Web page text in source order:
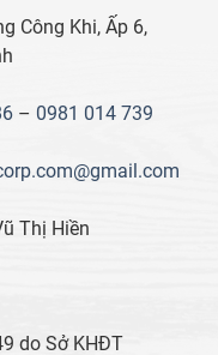
Công Khi, Ấp 6,
– 0981 014 739
Thị Hiền
do Sở KHĐT